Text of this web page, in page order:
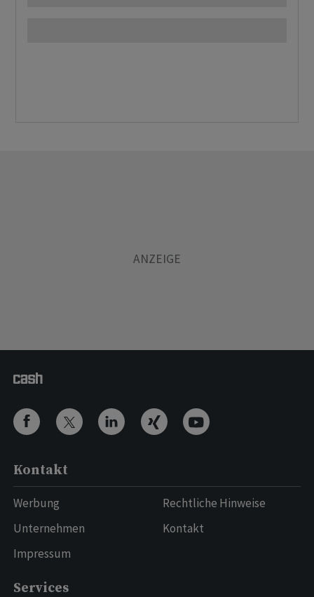
Kontakt
Werbung
Unternehmen
Impressum
Rechtliche Hinweise
Kontakt
Services